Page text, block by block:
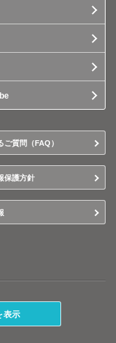
ご質問（FAQ）
保護方針
表示